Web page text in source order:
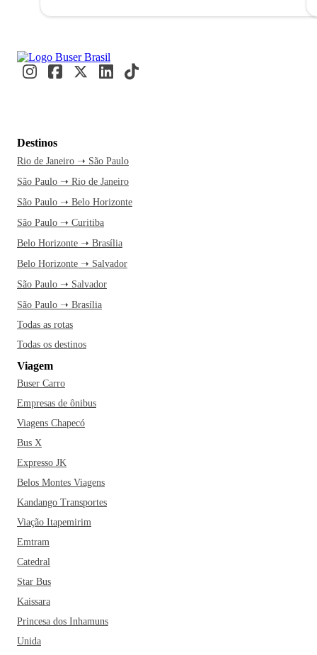
Destinos
Rio de Janeiro ➝ São Paulo
São Paulo ➝ Rio de Janeiro
São Paulo ➝ Belo Horizonte
São Paulo ➝ Curitiba
Belo Horizonte ➝ Brasília
Belo Horizonte ➝ Salvador
São Paulo ➝ Salvador
São Paulo ➝ Brasília
Todas as rotas
Todas os destinos
Viagem
Buser Carro
Empresas de ônibus
Viagens Chapecó
Bus X
Expresso JK
Belos Montes Viagens
Kandango Transportes
Viação Itapemirim
Emtram
Catedral
Star Bus
Kaissara
Princesa dos Inhamuns
Unida